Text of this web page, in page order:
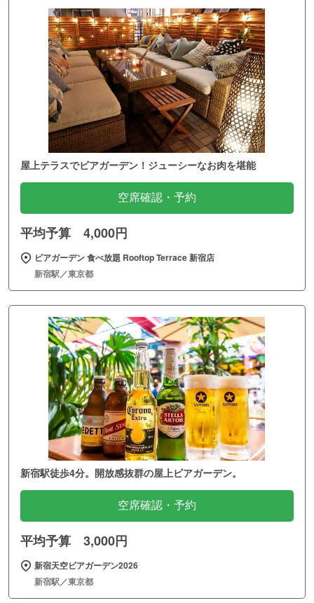
屋上テラスでビアガーデン！ジューシーなお肉を堪能
空席確認・予約
平均予算 4,000円
ビアガーデン 食べ放題 Rooftop Terrace 新宿店
新宿駅／東京都
新宿駅徒歩4分。開放感抜群の屋上ビアガーデン。
空席確認・予約
平均予算 3,000円
新宿天空ビアガーデン2026
新宿駅／東京都